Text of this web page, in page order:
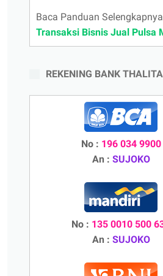
Baca Panduan
Transaksi Bisnis Jual Pulsa
REKENING BANK
No : 196 034 9900
An : SUJOKO
No : 135 0010 500
An : SUJOKO